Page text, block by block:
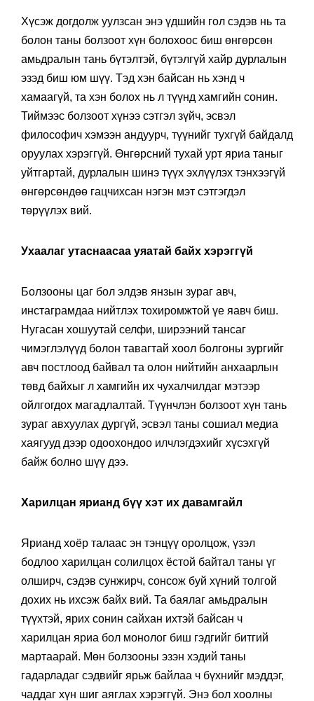
Хүсэж догдолж уулзсан энэ үдшийн гол сэдэв нь та
болон таны болзоот хүн болохоос биш өнгөрсөн
амьдралын тань бүтэлтэй, бүтэлгүй хайр дурлалын
эзэд биш юм шүү. Тэд хэн байсан нь хэнд ч
хамаагүй, та хэн болох нь л түүнд хамгийн сонин.
Тиймээс болзоот хүнээ сэтгэл зүйч, эсвэл
философич хэмээн андуурч, түүнийг тухгүй байдалд
оруулах хэрэггүй. Өнгөрсний тухай урт яриа таныг
уйтгартай, дурлалын шинэ түүх эхлүүлэх тэнхээгүй
өнгөрсөндөө гацчихсан нэгэн мэт сэтгэгдэл
төрүүлэх вий.
Ухаалаг утаснаасаа уяатай байх хэрэггүй
Болзооны цаг бол элдэв янзын зураг авч,
инстаграмдаа нийтлэх тохиромжтой үе яавч биш.
Нугасан хошуутай селфи, ширээний тансаг
чимэглэлүүд болон тавагтай хоол болгоны зургийг
авч постлоод байвал та олон нийтийн анхаарлын
төвд байхыг л хамгийн их чухалчилдаг мэтээр
ойлгогдох магадлалтай. Түүнчлэн болзоот хүн тань
зураг авхуулах дургүй, эсвэл таны сошиал медиа
хаягууд дээр одоохондоо илчлэгдэхийг хүсэхгүй
байж болно шүү дээ.
Харилцан ярианд бүү хэт их давамгайл
Ярианд хоёр талаас эн тэнцүү оролцож, үзэл
бодлоо харилцан солилцох ёстой байтал таны үг
олширч, сэдэв сунжирч, сонсож буй хүний толгой
дохих нь ихсэж байх вий. Та баялаг амьдралын
түүхтэй, ярих сонин сайхан ихтэй байсан ч
харилцан яриа бол монолог биш гэдгийг битгий
мартаарай. Мөн болзооны эзэн хэдий таны
гадарладаг сэдвийг ярьж байлаа ч бүхнийг мэддэг,
чаддаг хүн шиг аяглах хэрэггүй. Энэ бол хоолны